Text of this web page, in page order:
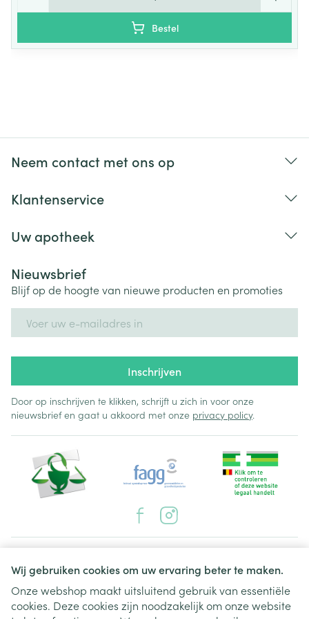
Wij gebruiken cookies om uw ervaring beter te maken.
Onze webshop maakt uitsluitend gebruik van essentiële
cookies. Deze cookies zijn noodzakelijk om onze website
Bestel
Neem contact met ons op
Klantenservice
Uw apotheek
Nieuwsbrief
Blijf op de hoogte van nieuwe producten en promoties
Inschrijven
Door op inschrijven te klikken, schrijft u zich in voor onze
nieuwsbrief en gaat u akkoord met onze privacy policy.
Juridische links